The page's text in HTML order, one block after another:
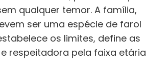
qualquer temor. A família,
ser uma espécie de farol
os limites, define as
respeitadora pela faixa etária